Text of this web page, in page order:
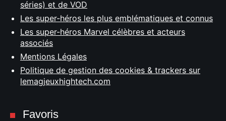
séries) et de VOD
Les super-héros les plus emblématiques et connus
Les super-héros Marvel célèbres et acteurs
associés
Mentions Légales
Politique de gestion des cookies & trackers sur
lemagjeuxhightech.com
Favoris